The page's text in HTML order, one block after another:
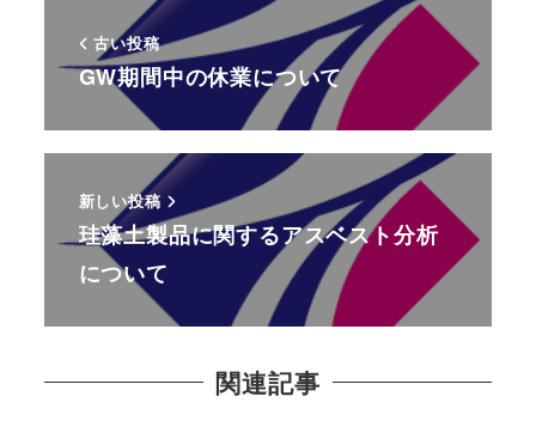
古い投稿
GW期間中の休業について
新しい投稿
珪藻土製品に関するアスベスト分析
について
関連記事